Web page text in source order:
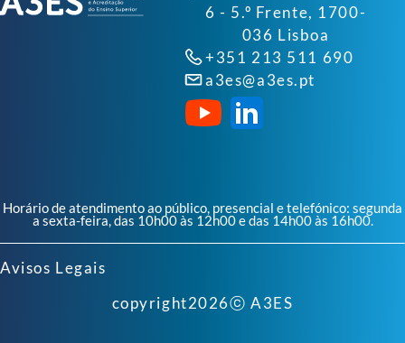
6 - 5.º Frente, 1700-
036 Lisboa
+351 213 511 690
a3es@a3es.pt
Horário de atendimento ao público, presencial e telefónico: segunda
a sexta-feira, das 10h00 às 12h00 e das 14h00 às 16h00.
Avisos Legais
copyright2026ⓒ A3ES